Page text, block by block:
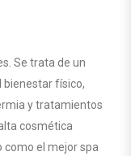
Se trata de un
bienestar físico,
y tratamientos
cosmética
como el mejor spa